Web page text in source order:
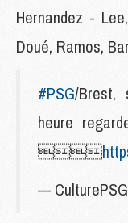
Hernandez -
Doué, Ramos,
#PSG/Brest,
heure

—